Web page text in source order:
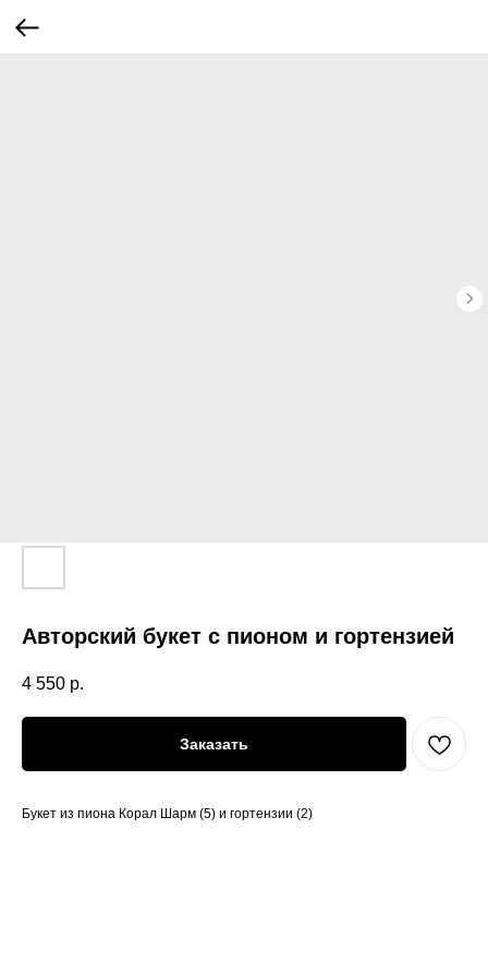
Авторский букет с пионом и гортензией
4 550 р.
Заказать
Букет из пиона Корал Шарм (5) и гортензии (2)